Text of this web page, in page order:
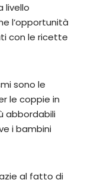
livello
l’opportunità
con le ricette
sono le
le coppie in
abbordabili
i bambini
al fatto di